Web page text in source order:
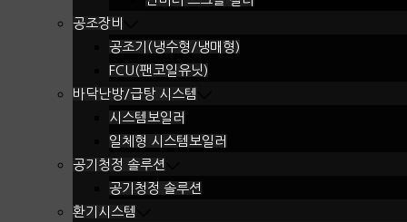
공조장비
공조기(냉수형/냉매형)
FCU(팬코일유닛)
바닥난방/급탕 시스템
시스템보일러
일체형 시스템보일러
공기청정 솔루션
공기청정 솔루션
환기시스템